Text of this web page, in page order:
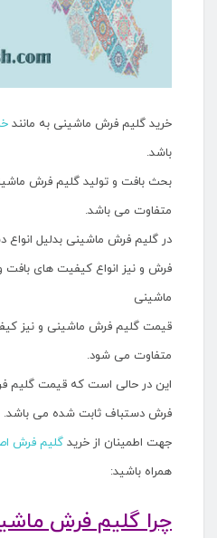
خرید گلیم فرش ماشینی به مانند
باشد.
بحث بافت و تولید گلیم فرش
متفاوت می باشد.
در گلیم فرش ماشینی بدلیل انواع
فرش و نیز انواع کیفیت های بافت
ماشینی
قیمت گلیم فرش ماشینی و نیز
متفاوت می شود.
این در حالی است که قیمت گلیم
فرش دستباف ثابت شده می باشد.
جهت اطمینان از خرید گلیم فرش
همراه باشید:
چرا گلیم فرش